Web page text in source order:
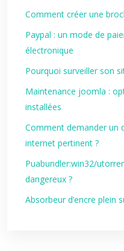
Comment créer une
Paypal : un mode de
électronique
Pourquoi surveiller son
Maintenance joomla :
installées
Comment demander un
internet pertinent ?
Puabundler:win32/
dangereux ?
Absorbeur d’encre plein